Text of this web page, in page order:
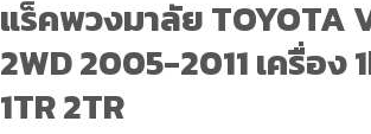
แร็คพวงมาลัย TOYOTA
2WD 2005-2011 เครื่อง
1TR 2TR